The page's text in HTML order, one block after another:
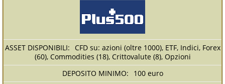
CFD su: azioni (oltre 1000), ETF, Indici, Forex
(60), Commodities (18), Crittovalute (8), Opzioni
100 euro